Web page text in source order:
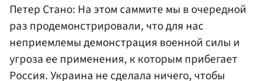
Петер Стано: На этом саммите мы в очередной
раз продемонстрировали, что для нас
неприемлемы демонстрация военной силы и
угроза ее применения, к которым прибегает
Россия. Украина не сделала ничего, чтобы